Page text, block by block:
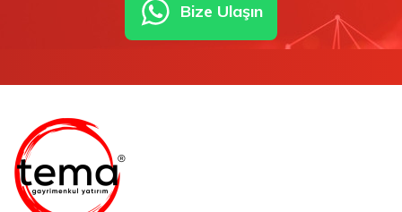
Bize Ulaşın